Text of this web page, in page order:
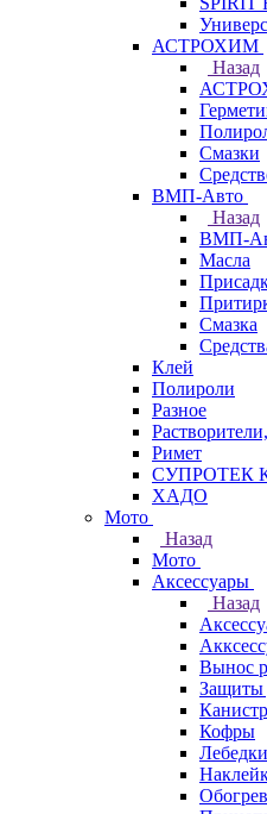
АСТРОХИМ
Назад
Смазки
ВМП-Авто
Назад
ВМП-
Масла
Смазка
Клей
Полироли
Разное
Римет
СУПРОТЕК
ХАДО
Мото
Назад
Мото
Аксессуары
Назад
Вынос
Защиты
Кофры
Лебедки